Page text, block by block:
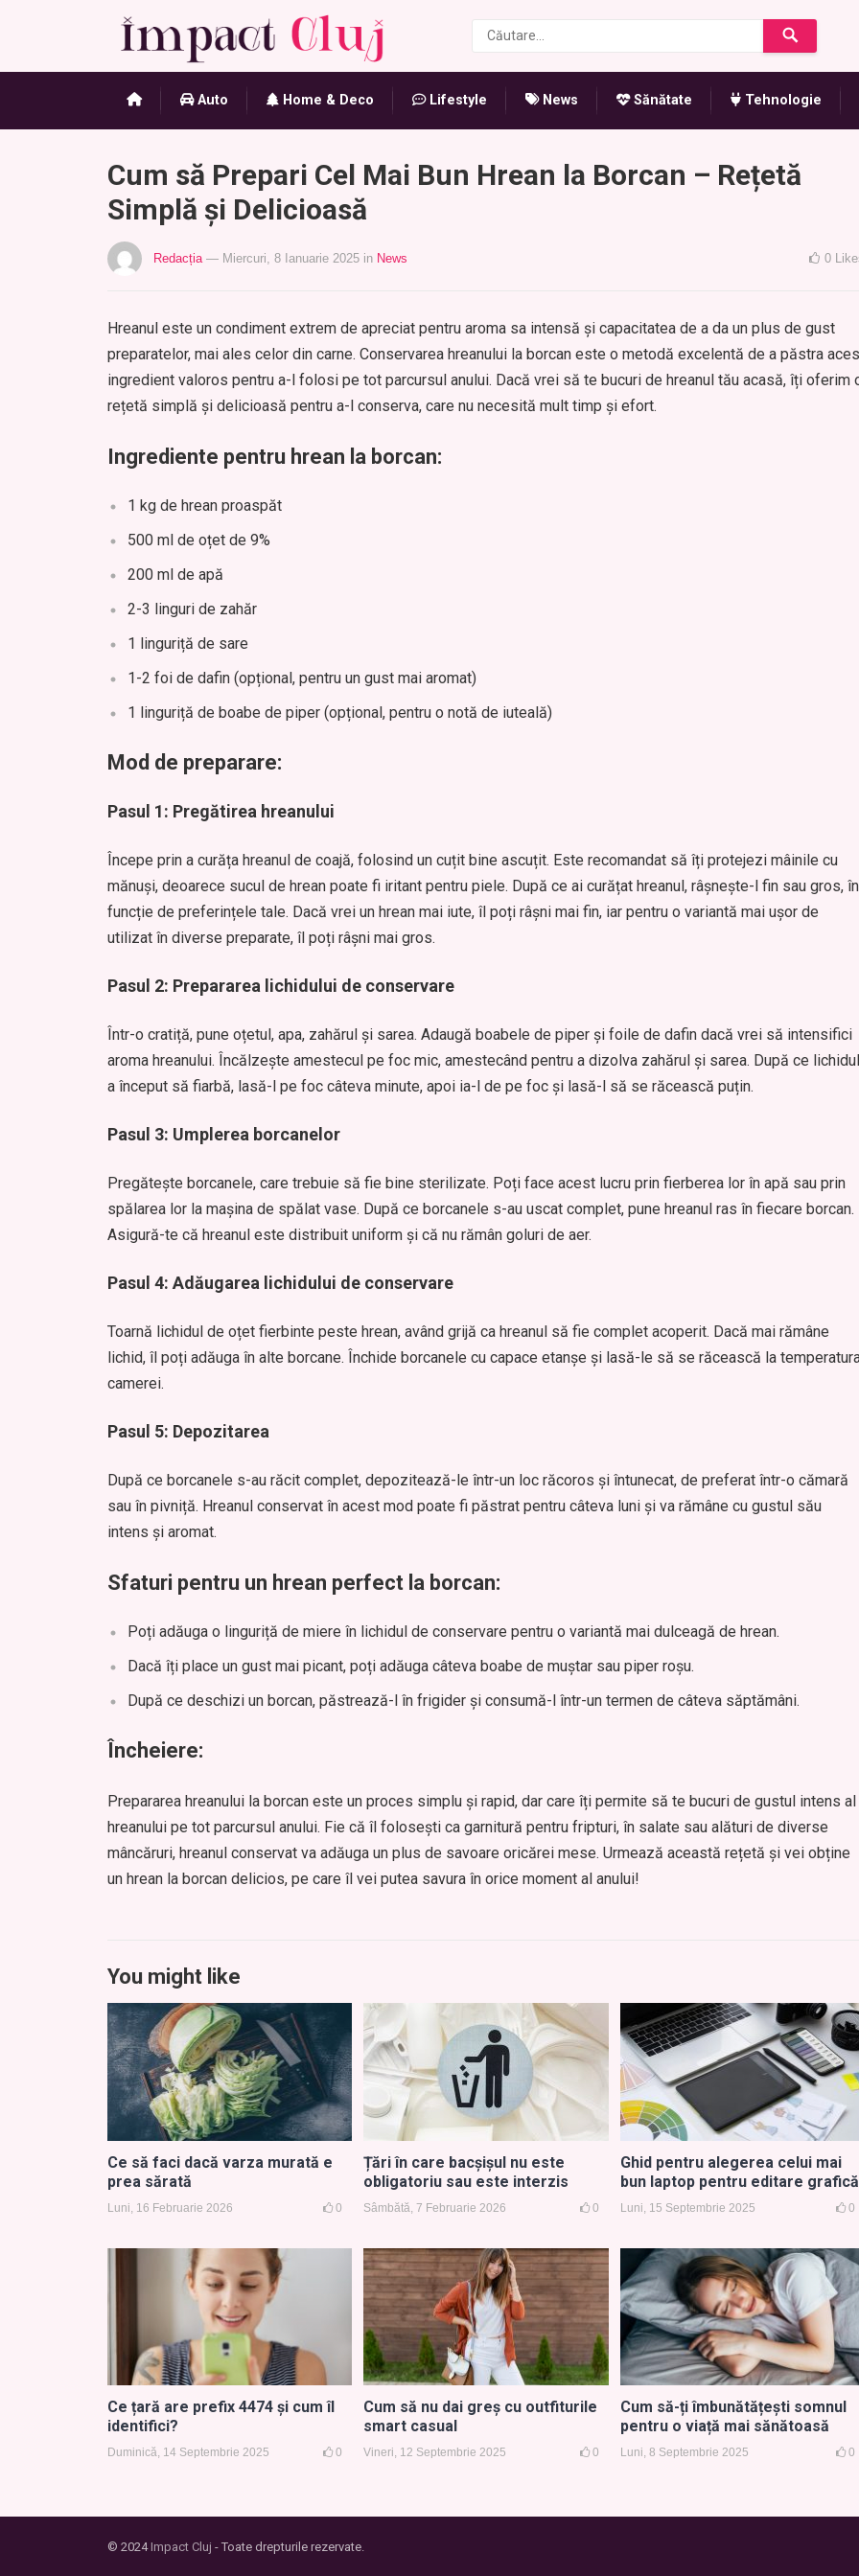
Auto Home & Deco Lifestyle News Sănătate Tehnologie
Cum să Prepari Cel Mai Bun Hrean la Borcan – Rețetă
Simplă și Delicioasă
Redacția — Miercuri, 8 Ianuarie 2025 in News 0
Hreanul este un condiment extrem de apreciat pentru aroma sa intensă și capacitatea de a da un plus de gust
preparatelor, mai ales celor din carne. Conservarea hreanului la borcan este o metodă excelentă de a păstra
ingredient valoros pentru a-l folosi pe tot parcursul anului. Dacă vrei să te bucuri de hreanul tău acasă, îți oferim
rețetă simplă și delicioasă pentru a-l conserva, care nu necesită mult timp și efort.
Ingrediente pentru hrean la borcan:
1 kg de hrean proaspăt
500 ml de oțet de 9%
200 ml de apă
2-3 linguri de zahăr
1 linguriță de sare
1-2 foi de dafin (opțional, pentru un gust mai aromat)
1 linguriță de boabe de piper (opțional, pentru o notă de iuteală)
Mod de preparare:
Pasul 1: Pregătirea hreanului
Începe prin a curăța hreanul de coajă, folosind un cuțit bine ascuțit. Este recomandat să îți protejezi mâinile cu
mănuși, deoarece sucul de hrean poate fi iritant pentru piele. După ce ai curățat hreanul, râșnește-l fin sau gros, în
funcție de preferințele tale. Dacă vrei un hrean mai iute, îl poți râșni mai fin, iar pentru o variantă mai ușor de
utilizat în diverse preparate, îl poți râșni mai gros.
Pasul 2: Prepararea lichidului de conservare
Într-o cratiță, pune oțetul, apa, zahărul și sarea. Adaugă boabele de piper și foile de dafin dacă vrei să intensifici
aroma hreanului. Încălzește amestecul pe foc mic, amestecând pentru a dizolva zahărul și sarea. După ce lichidul
a început să fiarbă, lasă-l pe foc câteva minute, apoi ia-l de pe foc și lasă-l să se răcească puțin.
Pasul 3: Umplerea borcanelor
Pregătește borcanele, care trebuie să fie bine sterilizate. Poți face acest lucru prin fierberea lor în apă sau prin
spălarea lor la mașina de spălat vase. După ce borcanele s-au uscat complet, pune hreanul ras în fiecare borcan.
Asigură-te că hreanul este distribuit uniform și că nu rămân goluri de aer.
Pasul 4: Adăugarea lichidului de conservare
Toarnă lichidul de oțet fierbinte peste hrean, având grijă ca hreanul să fie complet acoperit. Dacă mai rămâne
lichid, îl poți adăuga în alte borcane. Închide borcanele cu capace etanșe și lasă-le să se răcească la
camerei.
Pasul 5: Depozitarea
După ce borcanele s-au răcit complet, depozitează-le într-un loc răcoros și întunecat, de preferat într-o cămară
sau în pivniță. Hreanul conservat în acest mod poate fi păstrat pentru câteva luni și va rămâne cu gustul său
intens și aromat.
Sfaturi pentru un hrean perfect la borcan:
Poți adăuga o linguriță de miere în lichidul de conservare pentru o variantă mai dulceagă de hrean.
Dacă îți place un gust mai picant, poți adăuga câteva boabe de muștar sau piper roșu.
După ce deschizi un borcan, păstrează-l în frigider și consumă-l într-un termen de câteva săptămâni.
Încheiere:
Prepararea hreanului la borcan este un proces simplu și rapid, dar care îți permite să te bucuri de gustul intens al
hreanului pe tot parcursul anului. Fie că îl folosești ca garnitură pentru fripturi, în salate sau alături de diverse
mâncăruri, hreanul conservat va adăuga un plus de savoare oricărei mese. Urmează această rețetă și vei obține
un hrean la borcan delicios, pe care îl vei putea savura în orice moment al anului!
You might like
Ce să faci dacă varza murată e
prea sărată
Luni, 16 Februarie 2026 0
Țări în care bacșișul nu este
obligatoriu sau este interzis
Sâmbătă, 7 Februarie 2026 0
Ghid pentru alegerea celui mai
bun laptop pentru editare grafică
Luni, 15 Septembrie 2025 0
Ce țară are prefix 4474 și cum îl
identifici?
Duminică, 14 Septembrie 2025 0
Cum să nu dai greș cu outfiturile
smart casual
Vineri, 12 Septembrie 2025 0
Cum să-ți îmbunătățești somnul
pentru o viață mai sănătoasă
Luni, 8 Septembrie 2025 0
© 2024Impact Cluj - Toate drepturile rezervate.